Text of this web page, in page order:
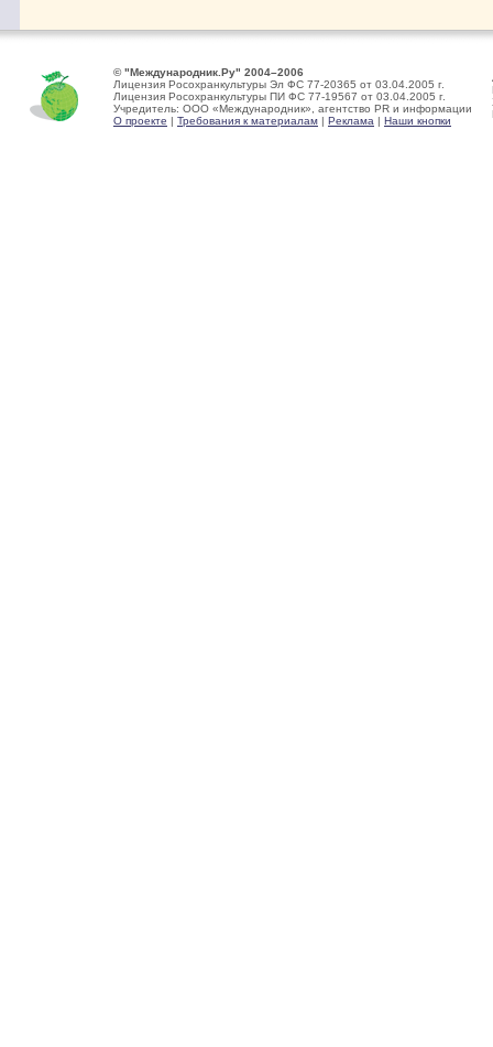
© "Международник.Ру" 2004–2006
Лицензия Росохранкультуры Эл ФС 77-20365 от 03.04.2005 г.
Лицензия Росохранкультуры ПИ ФС 77-19567 от 03.04.2005 г.
Учредитель: ООО «Международник», агентство PR и информации
О проекте | Требования к материалам | Реклама | Наши кнопки